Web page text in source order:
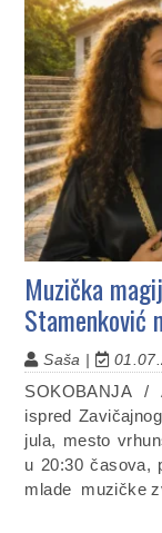
Muzička
Stamenković
Saša |
SOKOBANJA /
ispred
jula, mesto
u 20:30 časova,
mlade muzičke